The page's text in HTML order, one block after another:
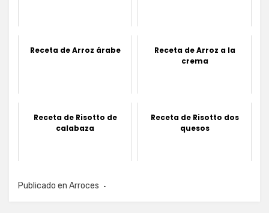
Receta de Arroz árabe
Receta de Arroz a la
crema
Receta de Risotto de
calabaza
Receta de Risotto dos
quesos
Publicado en Arroces